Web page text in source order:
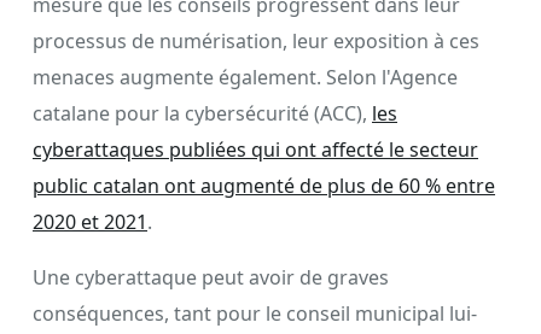
processus de numérisation, leur exposition à ces
menaces augmente également. Selon l'Agence
catalane pour la cybersécurité (ACC), les
cyberattaques publiées qui ont affecté le secteur
public catalan ont augmenté de plus de 60 % entre
2020 et 2021.
Une cyberattaque peut avoir de graves
conséquences, tant pour le conseil municipal lui-